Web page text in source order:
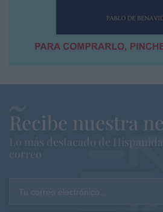
Recibe nuestra
Lo más destacado de
correo
Tu correo electrónico...